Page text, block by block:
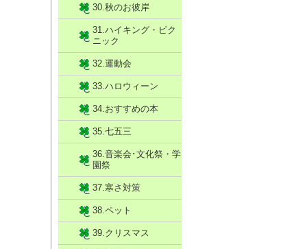
30.秋のお彼岸
31.ハイキング・ピク
ニック
32.運動会
33.ハロウィーン
34.おすすめの本
35.七五三
36.音楽会･文化祭・学
園祭
37.寒さ対策
38.ペット
39.クリスマス